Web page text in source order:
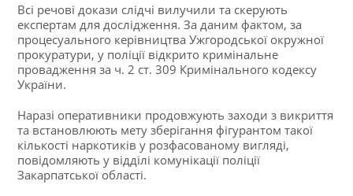
Всі речові докази слідчі вилучили та скерують
експертам для дослідження. За даним фактом, за
процесуального керівництва Ужгородської окружної
прокуратури, у поліції відкрито кримінальне
провадження за ч. 2 ст. 309 Кримінального кодексу
України.
Наразі оперативники продовжують заходи з викриття
та встановлюють мету зберігання фігурантом такої
кількості наркотиків у розфасованому вигляді,
повідомляють у відділі комунікації поліції
Закарпатської області.